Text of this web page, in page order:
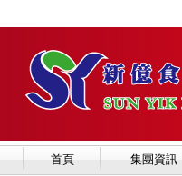
首頁 集團資訊